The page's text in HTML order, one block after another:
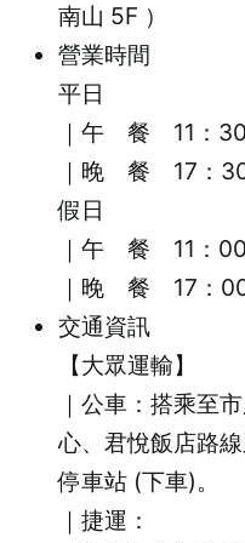
南山 5F ）
營業時間
平日
｜午 餐 11：
｜晚 餐 17：
假日
｜午 餐 11：
｜晚 餐 17：
交通資訊
【大眾運輸】
｜公車：搭乘至
心、君悅飯店路
停車站 (下車)。
｜捷運：